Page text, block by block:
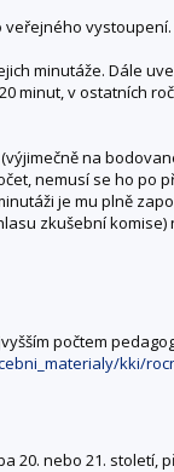
minutáže. Dále
minut, v ostatních
na
nemusí se ho po
je mu plně
zkušební
počtem
kki/
20. nebo 21. století,